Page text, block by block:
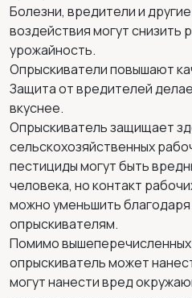
Болезни, вредители и
воздействия могут снизить
урожайность.
Опрыскиватели повышают
Защита от вредителей
вкуснее.
Опрыскиватель защищает
сельскохозяйственных
пестициды могут быть
человека, но контакт
можно уменьшить
опрыскивателям.
Помимо
опрыскиватель может
могут нанести вред